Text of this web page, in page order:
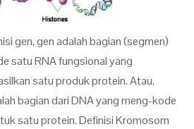
gen, gen adalah bagian (segmen)
satu RNA fungsional yang
satu produk protein. Atau,
bagian dari DNA yang meng-kode
satu protein. Definisi Kromosom